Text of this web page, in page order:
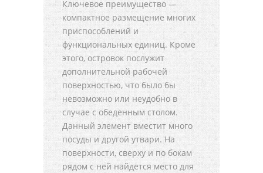
Ключевое преимущество —
компактное размещение многих
приспособлений и
функциональных единиц. Кроме
этого, островок послужит
дополнительной рабочей
поверхностью, что было бы
невозможно или неудобно в
случае с обеденным столом.
Данный элемент вместит много
посуды и другой утвари. На
поверхности, сверху и по бокам
рядом с ней найдется место для